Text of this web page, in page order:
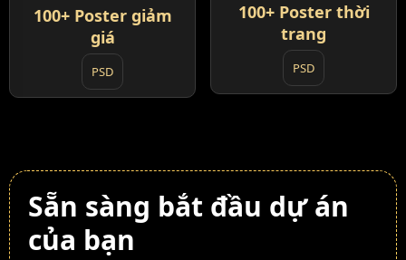
100+ Poster thời
trang
PSD
100+ Poster giảm
giá
PSD
Sẵn sàng bắt đầu dự án
của bạn